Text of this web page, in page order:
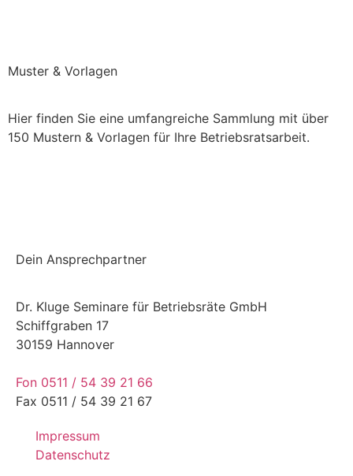
Muster & Vorlagen
Hier finden Sie eine umfangreiche Sammlung mit über
150 Mustern & Vorlagen für Ihre Betriebsratsarbeit.
Dein Ansprechpartner
Dr. Kluge Seminare für Betriebsräte GmbH
Schiffgraben 17
30159 Hannover
Fon 0511 / 54 39 21 66
Fax 0511 / 54 39 21 67
Impressum
Datenschutz